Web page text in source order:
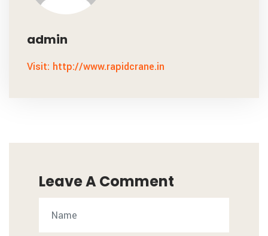
admin
Visit: http://www.rapidcrane.in
Leave A Comment